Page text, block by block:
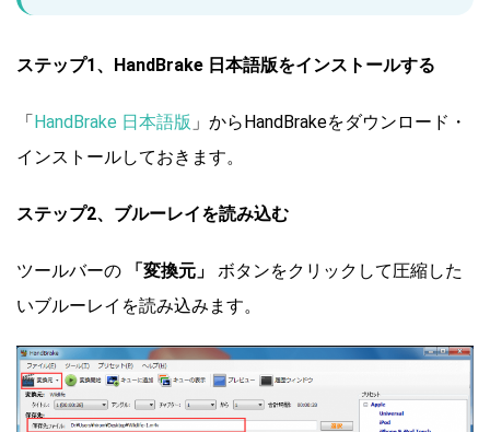
ステップ1、 HandBrake 日本語版をインストールする
「HandBrake 日本語版 」からHandBrakeをダウンロード・
インストールしておきます。
ステップ2、ブルーレイを読み込む
ツールバーの 「変換元」
ボタンをクリックして圧縮した
いブルーレイを読み込みます。